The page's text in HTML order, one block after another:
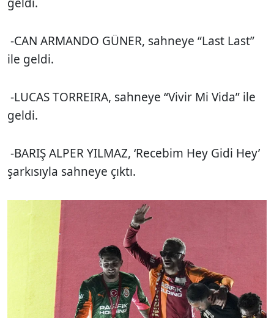
-CAN ARMANDO GÜNER, sahneye “Last Last”
ile geldi.
-LUCAS TORREIRA, sahneye “Vivir Mi Vida” ile
geldi.
-BARIŞ ALPER YILMAZ, ‘Recebim Hey Gidi Hey’
şarkısıyla sahneye çıktı.